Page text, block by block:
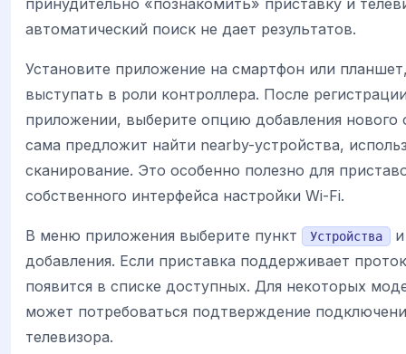
автоматический поиск не дает результатов.
Установите приложение на смартфон или
выступать в роли контроллера. После
приложении, выберите опцию добавления нового
сама предложит найти nearby-устройства,
сканирование. Это особенно полезно для
собственного интерфейса настройки Wi-Fi.
В меню приложения выберите пункт Устройства
добавления. Если приставка поддерживает
появится в списке доступных. Для некоторых
может потребоваться подтверждение
телевизора.